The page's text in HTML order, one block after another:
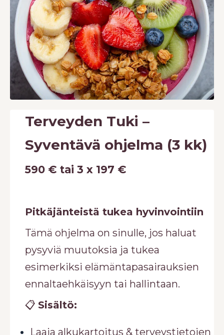
Terveyden Tuki –
Syventävä ohjelma (3 kk)
590 € tai 3 x 197 €
Pitkäjänteistä tukea hyvinvointiin
Tämä ohjelma on sinulle, jos haluat
pysyviä muutoksia ja tukea
esimerkiksi elämäntapasairauksien
ennaltaehkäisyyn tai hallintaan.
📋 Sisältö:
Laaja alkukartoitus & terveystietojen